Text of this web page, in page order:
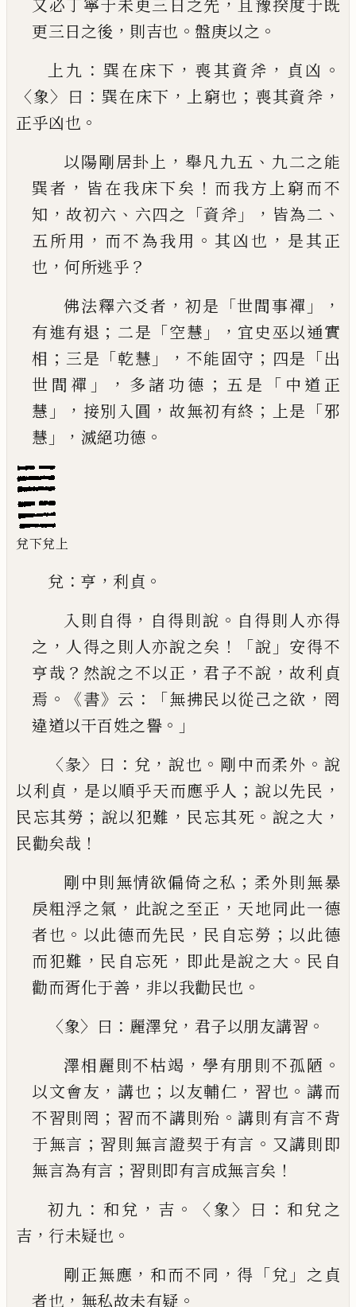
又必丁寧于未更三 日之先
且豫揆度于既
更三日之後 ， 則吉也 。 盤庚以之 。
上九 ： 巽在床下 ， 喪其資斧 ， 貞凶 。
〈象〉 曰 ： 巽在床下 ， 上窮也 ； 喪其資斧 ，
正乎凶也 。
以陽剛居卦上 ， 舉凡九五 、 九二之能
巽者 ， 皆在我床下矣 ！ 而我方上窮而不
知 ，故初六 、 六四之 「資斧 」， 皆為二 、
五所用 ， 而不為我用 。 其凶也 ， 是其正
也 ， 何所逃乎 ？
佛法釋六爻者 ， 初是 「世間事禪 」，
有進有退 ； 二是 「空慧 」， 宜史巫以通實
相 ； 三是 「乾慧 」， 不能固守 ； 四是 「出
世間禪 」， 多諸功德 ； 五是 「 中道正
慧 」， 接別入圓 ， 故無初有終 ； 上是 「邪
慧 」， 滅絕功德 。
兌下兌上
兌 ： 亨 ， 利貞 。
入則自得 ， 自得則說 。 自得則人亦得
之 ， 人得之則人亦說之矣 ！「說 」 安得不
亨哉 ？ 然說之不以正 ， 君子不說 ，故利貞
焉 。《書》 云 ：「無拂民以從己之欲 ， 罔
違道以干百姓之譽 。」
〈彖〉 曰 ： 兌 ，說也 。 剛中而柔外 。 說
以利貞 ， 是以順乎天而應乎人 ； 說以先民 ，
民忘其勞 ； 說以犯難 ， 民忘其死 。 說之大 ，
民勸矣哉 ！
剛中則無情欲偏倚之私 ； 柔外則無暴
戾粗浮之氣 ， 此說之至正 ， 天地同此一德
者也 。 以此德而先民 ， 民自忘勞 ； 以此德
而犯難 ， 民自忘死 ， 即此是說之大 。 民自
勸而胥化于善 ， 非以我勸民也 。
〈象〉 曰 ： 麗澤兌 ， 君子以朋友講習 。
澤相麗則不枯竭 ， 學有朋則不孤陋 。
以文會友 ， 講也 ； 以友輔仁 ， 習也 。 講而
不習則罔 ； 習而不講則殆 。 講則有言不背
于無言 ； 習則無言證契于有言 。 又講則即
無言為有言 ； 習則即有言成無言矣 ！
初九 ： 和兌 ， 吉 。〈 象〉 曰 ： 和兌之
吉 ， 行未疑也 。
剛正無應 ， 和而不同 ， 得 「兌 」 之貞
者也 ， 無私故未有疑 。